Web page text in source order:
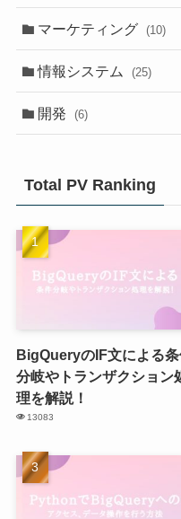
マーケティング (10)
情報システム (25)
開発 (6)
Total PV Ranking
BigQueryのIF文による
分岐やトランザクション
理を解説！
13083